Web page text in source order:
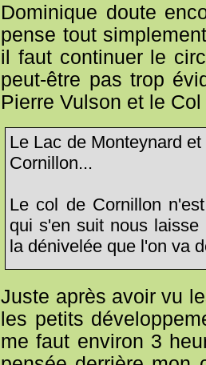
Dominique doute
pense tout
il faut continuer le
peut-être pas trop
Pierre Vulson et le
Le Lac de Monteynard
Cornillon...
Le col de Cornillon
qui s'en suit nous
la dénivelée que l'on va
Juste après avoir vu
les petits
me faut environ 3